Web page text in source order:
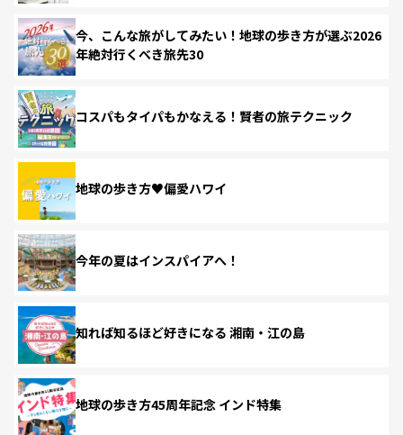
今、こんな旅がしてみたい！地球の歩き方が選ぶ2026
年絶対行くべき旅先30
コスパもタイパもかなえる！賢者の旅テクニック
地球の歩き方♥偏愛ハワイ
今年の夏はインスパイアへ！
知れば知るほど好きになる 湘南・江の島
地球の歩き方45周年記念 インド特集